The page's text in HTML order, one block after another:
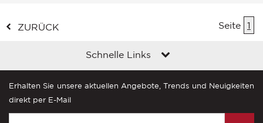
ZURÜCK Seite 1
Schnelle Links
Erhalten Sie unsere aktuellen Angebote, Trends und Neuigkeiten
direkt per E-Mail